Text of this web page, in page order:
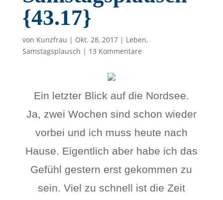
{43.17}
von Kunzfrau | Okt. 28, 2017| Leben,
Samstagsplausch | 13 Kommentare
Ein letzter Blick auf die Nordsee.
Ja, zwei Wochen sind schon wieder
vorbei und ich muss heute nach
Hause. Eigentlich aber habe ich das
Gefühl gestern erst gekommen zu
sein. Viel zu schnell ist die Zeit